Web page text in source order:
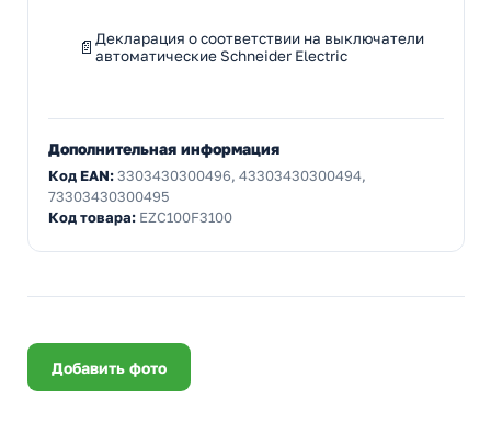
Декларация о соответствии на выключатели
автоматические Schneider Electric
Дополнительная информация
Код EAN:3303430300496, 43303430300494,
73303430300495
Код товара: EZC100F3100
Добавить фото